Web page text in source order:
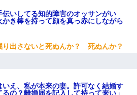
いしてる知的障害のオッサンがい
き棒を持って顔を真っ赤にしながら
り出さないと死ぬんか？ 死ぬんか？
え、私が本来の妻。許可なく結婚す
の？離婚届を記入して持って来い」